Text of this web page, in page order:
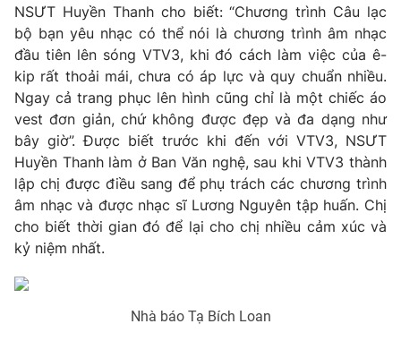
Tư vấn
Chuyên mục khác
Emagazine Podcast
Photo Infographic
Video Shorts video
VTV Money VTV Thể thao
VTV Sức khoẻ
Tấm lòng Việt
NSƯT Huyền Thanh cho biết: “Chương trình Câu lạc
bộ bạn yêu nhạc có thể nói là chương trình âm nhạc
đầu tiên lên sóng VTV3, khi đó cách làm việc của ê-
kip rất thoải mái, chưa có áp lực và quy chuẩn nhiều.
Ngay cả trang phục lên hình cũng chỉ là một chiếc áo
vest đơn giản, chứ không được đẹp và đa dạng như
bây giờ”. Được biết trước khi đến với VTV3, NSƯT
Huyền Thanh làm ở Ban Văn nghệ, sau khi VTV3 thành
lập chị được điều sang để phụ trách các chương trình
âm nhạc và được nhạc sĩ Lương Nguyên tập huấn. Chị
cho biết thời gian đó để lại cho chị nhiều cảm xúc và
kỷ niệm nhất.
Nhà báo Tạ Bích Loan